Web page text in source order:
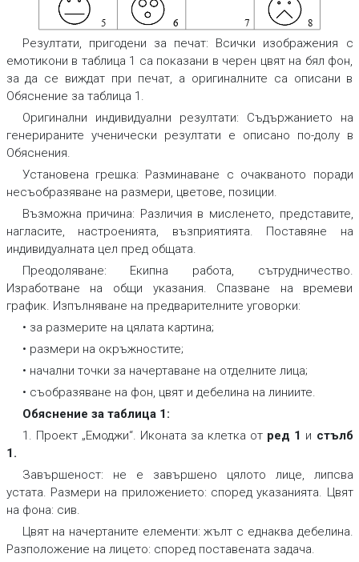
5 6 7 8
Резултати, пригодени за печат: Всички изображения с
емотикони в таблица 1 са показани в черен цвят на бял фон,
за да се виждат при печат, а оригиналните са описани в
Обяснение за таблица 1.
Оригинални индивидуални резултати: Съдържанието на
генерираните ученически резултати е описано по-долу в
Обяснения.
Установена грешка: Разминаване с очакваното поради
несъобразяване на размери, цветове, позиции.
Възможна причина: Различия в мисленето, представите,
нагласите, настроенията, възприятията. Поставяне на
индивидуалната цел пред общата.
Преодоляване: Екипна работа, сътрудничество.
Изработване на общи указания. Спазване на времеви
график. Изпълняване на предварителните уговорки:
• за размерите на цялата картина;
• размери на окръжностите;
• начални точки за начертаване на отделните лица;
• съобразяване на фон, цвят и дебелина на линиите.
Обяснение за таблица 1:
1. Проект „Емоджи“. Иконата за клетка от ред 1 и стълб
1.
Завършеност: не е завършено цялото лице, липсва
устата. Размери на приложението: според указанията. Цвят
на фона: сив.
Цвят на начертаните елементи: жълт с еднаква дебелина.
Разположение на лицето: според поставената задача.